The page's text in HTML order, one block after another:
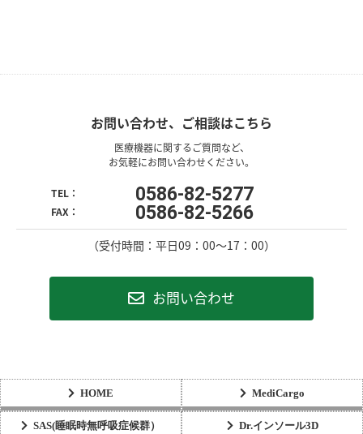
お問い合わせ、ご相談はこちら
医療機器に関するご質問など、
お気軽にお問い合わせください。
TEL： 0586-82-5277
FAX： 0586-82-5266
（受付時間：平日09：00〜17：00）
お問い合わせ
HOME MediCargo
SAS(睡眠時無呼吸症候群） Dr.インソール3D